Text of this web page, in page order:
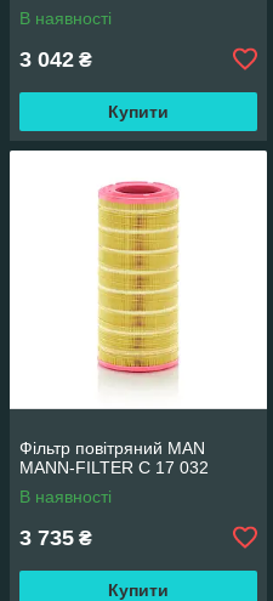
В наявності
3 042 ₴
Купити
Фільтр повітряний MAN
MANN-FILTER C 17 032
В наявності
3 735 ₴
Купити